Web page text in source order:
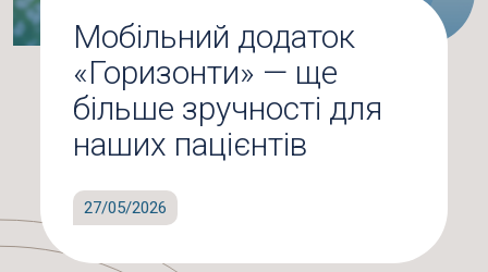
Мобільний додаток
«Горизонти» — ще
більше зручності для
наших пацієнтів
27/05/2026